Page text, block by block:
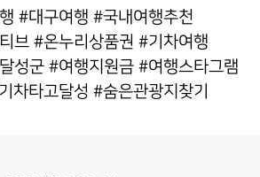
#대구여행 #국내여행추천
브 #온누리상품권 #기차여행
성군 #여행지원금 #여행스타그램
차타고달성 #숨은관광지찾기